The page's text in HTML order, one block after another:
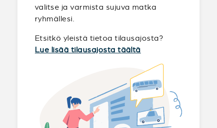
valitse ja varmista sujuva matka
ryhmällesi.
Etsitkö yleistä tietoa tilausajosta?
Lue lisää tilausajosta täältä